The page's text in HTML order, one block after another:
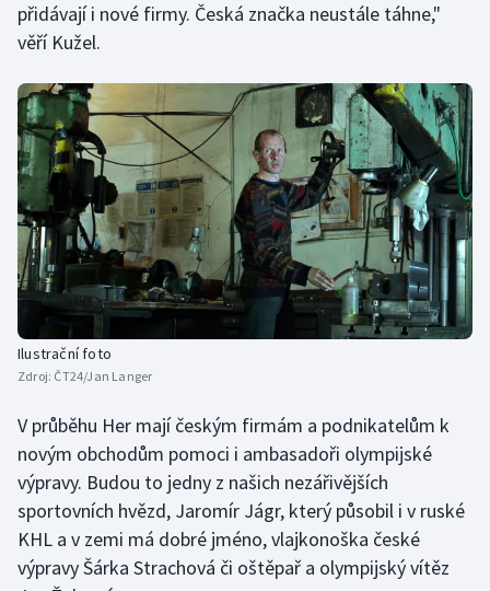
Moderní pětiboj
Motorsport
Olympijské hry
Parasport
Plavání
Plážový volejbal
Ragby
Rychlostní kanoistika
Short track
Sportovní střelba
přidávají i nové firmy. Česká značka neustále táhne,"
věří Kužel.
Ilustrační foto
Zdroj: ČT24/Jan Langer
V průběhu Her mají českým firmám a podnikatelům k
novým obchodům pomoci i ambasadoři olympijské
výpravy. Budou to jedny z našich nezářivějších
sportovních hvězd, Jaromír Jágr, který působil i v ruské
KHL a v zemi má dobré jméno, vlajkonoška české
výpravy Šárka Strachová či oštěpař a olympijský vítěz